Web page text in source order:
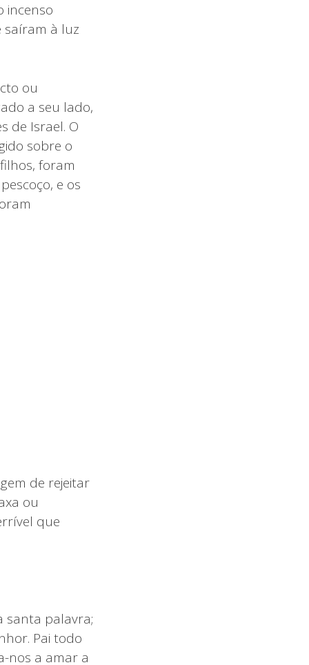
incenso
saíram à luz
ou
a seu lado,
de Israel. O
sobre o
foram
e os
de rejeitar
ou
que
santa palavra;
Pai todo
nos a amar a